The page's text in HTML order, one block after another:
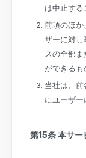
は中止する
前項のほか
ザーに対し
スの全部
ができるも
当社は、
にユーザー
第15条 本サー